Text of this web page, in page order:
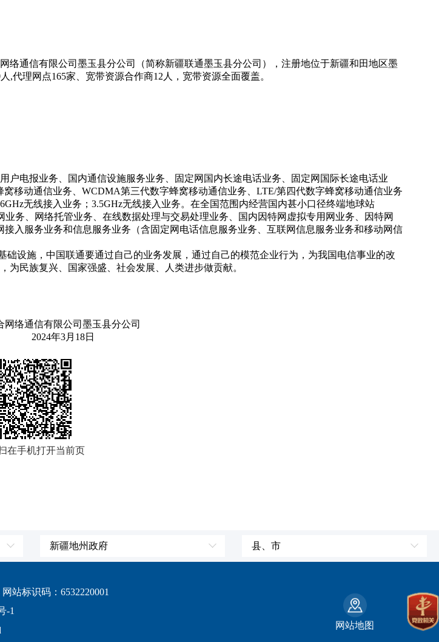
通信有限公司墨玉县分公司（简称新疆联通墨玉县分公司），注册地位于新疆和田地区墨
,代理网点165家、宽带资源合作商12人，宽带资源全面覆盖。
电报业务、国内通信设施服务业务、固定网国内长途电话业务、固定网国际长途电话业
窝移动通信业务、WCDMA第三代数字蜂窝移动通信业务、LTE/第四代数字蜂窝移动通信业务
无线接入业务；3.5GHz无线接入业务。在全国范围内经营国内甚小口径终端地球站
务、网络托管业务、在线数据处理与交易处理业务、国内因特网虚拟专用网业务、因特网
入服务业务和信息服务业务（含固定网电话信息服务业务、互联网信息服务业务和移动网信
设施，中国联通要通过自己的业务发展，通过自己的模范企业行为，为我国电信事业的改
民族复兴、国家强盛、社会发展、人类进步做贡献。
信有限公司墨玉县分公司
年3月18日
在手机打开当前页
新疆地州政府 县、市
策勒县
民丰县
站标识码：6532220001
-1
网站地图